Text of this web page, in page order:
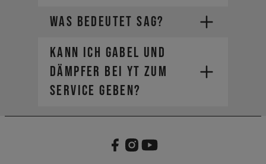
Dem Gewicht des Bikes (mit
allen Anbauteilen, z. B. einer
Helm und Bekleidung)
Dem Gewicht des zusätzlichen
WAS BEDEUTET SAG?
KANN ICH GABEL UND
DÄMPFER BEI YT ZUM
SERVICE GEBEN?